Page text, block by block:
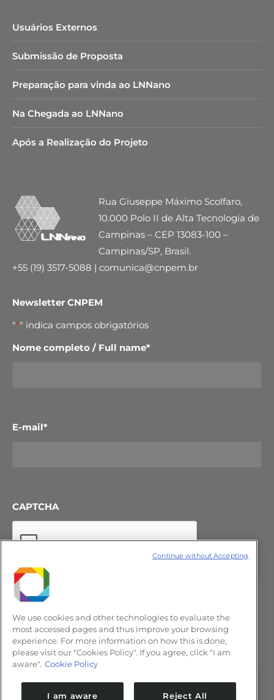
Usuários Externos
Submissão de Proposta
Preparação para vinda ao LNNano
Na Chegada ao LNNano
Após a Realização do Projeto
Rua Giuseppe Máximo Scolfaro,
10.000 Polo II de Alta Tecnologia de
Campinas – CEP 13083-100 –
Campinas/SP, Brasil.
+55 (19) 3517-5088 | comunica@cnpem.br
Newsletter CNPEM
"*" indica campos obrigatórios
Nome completo / Full name*
E-mail*
CAPTCHA
We use cookies and other technologies to evaluate the
most accessed pages and thus improve your browsing
experience. For more information on how this is done,
please visit our "Cookies Policy". If you agree, click "I am
aware". Cookie Policy
I am aware Reject All
Continue without Accepting